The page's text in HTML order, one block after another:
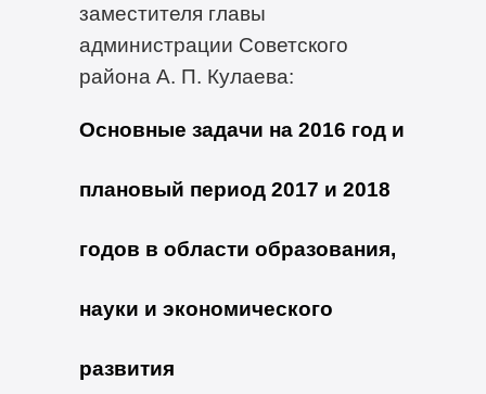
заместителя главы
администрации Советского
района А. П. Кулаева:
Основные задачи на 2016 год и
плановый период 2017 и 2018
годов в области образования,
науки и экономического
развития